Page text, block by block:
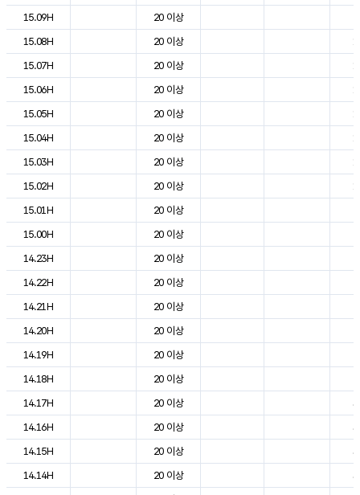
15.09H
20 이상
15.08H
20 이상
15.07H
20 이상
15.06H
20 이상
15.05H
20 이상
15.04H
20 이상
15.03H
20 이상
15.02H
20 이상
15.01H
20 이상
15.00H
20 이상
14.23H
20 이상
14.22H
20 이상
14.21H
20 이상
14.20H
20 이상
14.19H
20 이상
14.18H
20 이상
14.17H
20 이상
14.16H
20 이상
14.15H
20 이상
14.14H
20 이상